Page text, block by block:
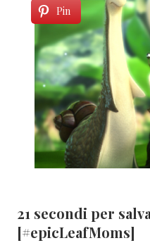
Pin
21 secondi per
[#epicLeafMoms]